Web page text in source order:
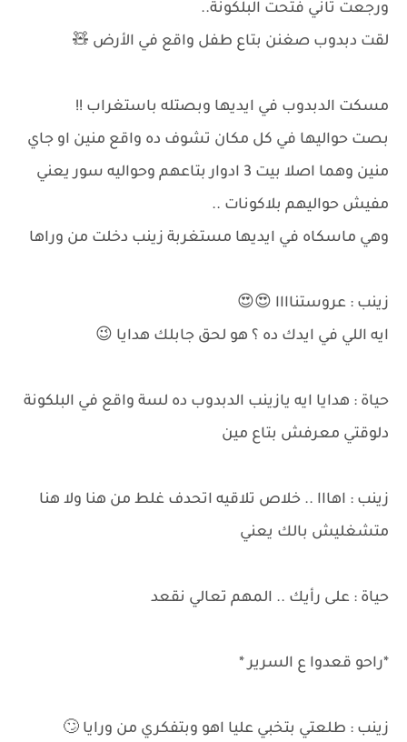
ورجعت تاني فتحت البلكونة..
لقت دبدوب صغنن بتاع طفل واقع في الأرض 🧸
مسكت الدبدوب في ايديها وبصتله باستغراب !!
بصت حواليها في كل مكان تشوف ده واقع منين او جاي
منين وهما اصلا بيت 3 ادوار بتاعهم وحواليه سور يعني
مفيش حواليهم بلاكونات ..
وهي ماسكاه في ايديها مستغربة زينب دخلت من وراها
زينب : عروستناااا 😍😍
ايه اللي في ايدك ده ؟ هو لحق جابلك هدايا 😉
حياة : هدايا ايه يازينب الدبدوب ده لسة واقع في البلكونة
دلوقتي معرفش بتاع مين
زينب : اهااا .. خلاص تلاقيه اتحدف غلط من هنا ولا هنا
متشغليش بالك يعني
حياة : على رأيك .. المهم تعالي نقعد
*راحو قعدوا ع السرير *
زينب : طلعتي بتخبي عليا اهو وبتفكري من ورايا 🙄